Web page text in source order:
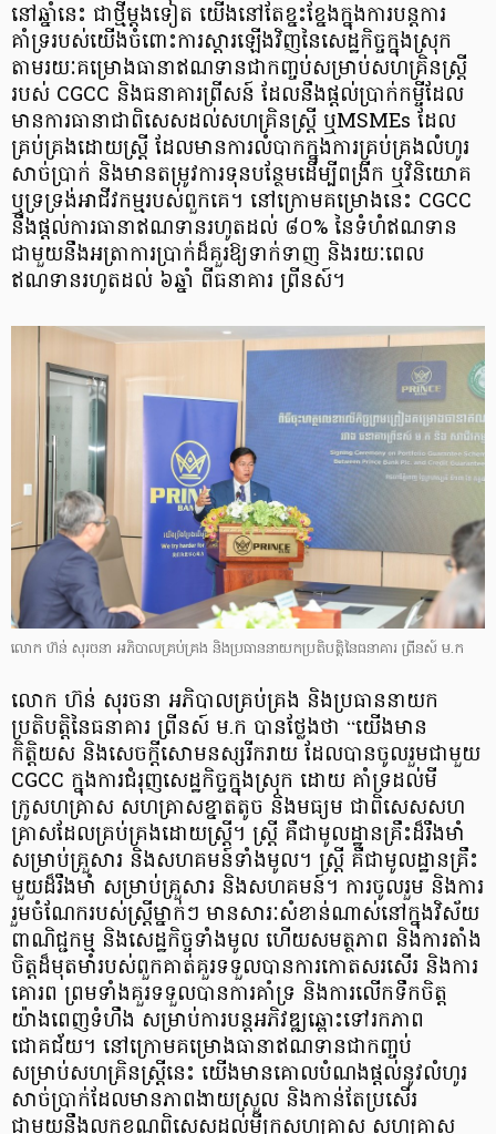
នៅឆ្នាំនេះ ជាថ្មីម្តងទៀត យើងនៅតែខ្នះខ្នែងក្នុងការបន្តការ
គាំទ្ររបស់យើងចំពោះការស្តារឡើងវិញនៃសេដ្ឋកិច្ចក្នុងស្រុក
តាមរយៈគម្រោងធានាឥណទានជាកញ្ចប់សម្រាប់សហគ្រិនស្ត្រី
របស់ CGCC និងធនាគារព្រីសន៍ ដែលនឹងផ្តល់ប្រាក់កម្ចីដែល
មានការធានាជាពិសេសដល់សហគ្រិនស្ត្រី ឬMSMEs ដែល
គ្រប់គ្រងដោយស្ត្រី ដែលមានការលំបាកក្នុងការគ្រប់គ្រងលំហូរ
សាច់ប្រាក់ និងមានតម្រូវការទុនបន្ថែមដើម្បីពង្រីក ឬវិនិយោគ
ឬទ្រទ្រង់អាជីវកម្មរបស់ពួកគេ។ នៅក្រោមគម្រោងនេះ CGCC
នឹងផ្តល់ការធានាឥណទានរហូតដល់ ៨០% នៃទំហំឥណទាន
ជាមួយនឹងអត្រាការប្រាក់ដ៏គួរឱ្យទាក់ទាញ និងរយៈពេល
ឥណទានរហូតដល់ ៦ឆ្នាំ ពីធនាគារ ព្រីនស៍។
លោក ហ៊ន់ សុរចនា អភិបាលគ្រប់គ្រង និងប្រធាននាយកប្រតិបត្តិនៃធនាគារ ព្រីនស៍ ម.ក
លោក ហ៊ន់ សុរចនា អភិបាលគ្រប់គ្រង និងប្រធាននាយក
ប្រតិបត្តិនៃធនាគារ ព្រីនស៍ ម.ក បានថ្លែងថា “យើងមាន
កិត្តិយស និងសេចក្តីសោមនស្សរីករាយ ដែលបានចូលរួមជាមួយ
CGCC ក្នុងការជំរុញសេដ្ឋកិច្ចក្នុងស្រុក ដោយ គាំទ្រដល់មី
ក្រូសហគ្រាស សហគ្រាសខ្នាតតូច និងមធ្យម ជាពិសេសសហ
គ្រាសដែលគ្រប់គ្រងដោយស្ត្រី។ ស្ត្រី គឺជាមូលដ្ឋានគ្រឹះដ៏រឹងមាំ
សម្រាប់គ្រួសារ និងសហគមន៍ទាំងមូល។ ស្ត្រី គឺជាមូលដ្ឋានគ្រឹះ
មួយដ៏រឹងមាំ សម្រាប់គ្រួសារ និងសហគមន៍។ ការចូលរួម និងការ
រួមចំណែករបស់ស្រ្តីម្នាក់ៗ មានសារៈសំខាន់ណាស់នៅក្នុងវិស័យ
ពាណិជ្ជកម្ម និងសេដ្ឋកិច្ចទាំងមូល ហើយសមត្ថភាព និងការតាំង
ចិត្តដ៏មុតមាំរបស់ពួកគាត់គួរទទួលបានការកោតសរសើរ និងការ
គោរព ព្រមទាំងគួរទទួលបានការគាំទ្រ និងការលើកទឹកចិត្ត
យ៉ាងពេញទំហឹង សម្រាប់ការបន្តអភិវឌ្ឍឆ្ពោះទៅរកភាព
ជោគជ័យ។ នៅក្រោមគម្រោងធានាឥណទានជាកញ្ចប់
សម្រាប់សហគ្រិនស្រ្តីនេះ យើងមានគោលបំណងផ្តល់នូវលំហូរ
សាច់ប្រាក់ដែលមានភាពងាយស្រួល និងកាន់តែប្រសើរ
ជាមួយនឹងលក្ខខណ្ឌពិសេសដល់មីក្រូសហគ្រាស សហគ្រាស